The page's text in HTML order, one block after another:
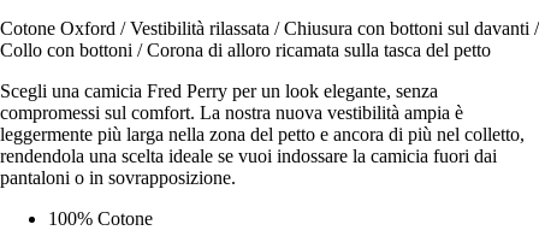
Cotone Oxford / Vestibilità rilassata / Chiusura con bottoni sul davanti /
Collo con bottoni / Corona di alloro ricamata sulla tasca del petto
Scegli una camicia Fred Perry per un look elegante, senza
compromessi sul comfort. La nostra nuova vestibilità ampia è
leggermente più larga nella zona del petto e ancora di più nel colletto,
rendendola una scelta ideale se vuoi indossare la camicia fuori dai
pantaloni o in sovrapposizione.
100% Cotone